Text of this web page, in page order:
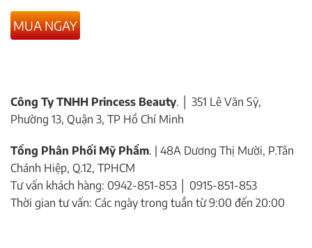
MUA NGAY
Công Ty TNHH Princess Beauty. │ 351 Lê Văn Sỹ,
Phường 13, Quận 3, TP Hồ Chí Minh
Tổng Phân Phối Mỹ Phẩm. | 48A Dương Thị Mười, P.Tân
Chánh Hiệp, Q.12, TPHCM
Tư vấn khách hàng: 0942-851-853 │ 0915-851-853
Thời gian tư vấn: Các ngày trong tuần từ 9:00 đến 20:00